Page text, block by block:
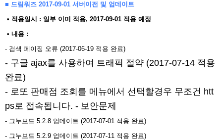
■ 드림워즈 2017-09-01 서버이전 및 업데이트
​ • 적용일시 : 일부 이미 적용, 2017-09-01 적용 예정
• 내용 : ​
- 검색 페이징 오류 (2017-06-19 적용 완료)
- 구글 ajax를 사용하여 트래픽 절약 (2017-07-14 적용
완료)
- 로또 판매점 조회를 메뉴에서 선택할경우 무조건 htt
ps로 접속됩니다. - 보안문제
- 그누보드 5.2.8 업데이트 (2017-07-01 적용 완료)
- 그누보드 5.2.9 업데이트 (2017-07-11 적용 완료)